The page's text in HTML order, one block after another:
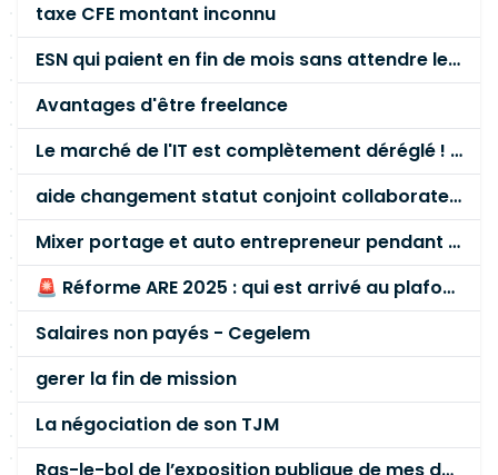
taxe CFE montant inconnu
ESN qui paient en fin de mois sans attendre le paiement client ?
Avantages d'être freelance
Le marché de l'IT est complètement déréglé ! STOP à cette mascarade ! Il faut s'unir et résister !
aide changement statut conjoint collaborateur
Mixer portage et auto entrepreneur pendant des années - quel risque ?
🚨 Réforme ARE 2025 : qui est arrivé au plafond des 60 % en gardant son entreprise ?
Salaires non payés - Cegelem
gerer la fin de mission
La négociation de son TJM